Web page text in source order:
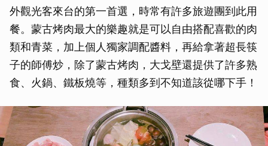
外觀光客來台的第一首選，時常有許多旅遊團到此用
餐。蒙古烤肉最大的樂趣就是可以自由搭配喜歡的肉
類和青菜，加上個人獨家調配醬料，再給拿著超長筷
子的師傅炒，除了蒙古烤肉，大戈壁還提供了許多熟
食、火鍋、鐵板燒等，種類多到不知道該從哪下手！